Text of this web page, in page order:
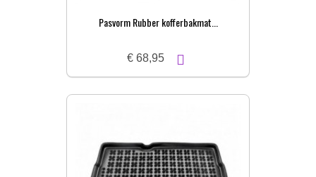
Pasvorm Rubber kofferbakmat...
€ 68,95